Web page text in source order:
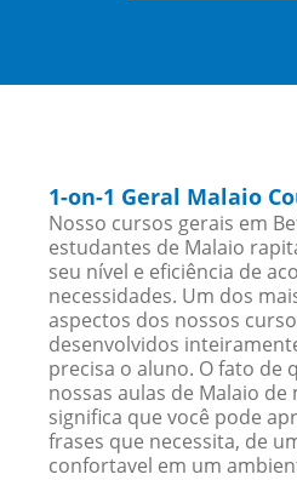
1-on-1 Geral Malaio
Nosso cursos gerais em
estudantes de Malaio
seu nível e eficiência de
necessidades. Um dos
aspectos dos nossos
desenvolvidos
precisa o aluno. O fato de
nossas aulas de Malaio
significa que você pode
frases que necessita, de
confortavel em um